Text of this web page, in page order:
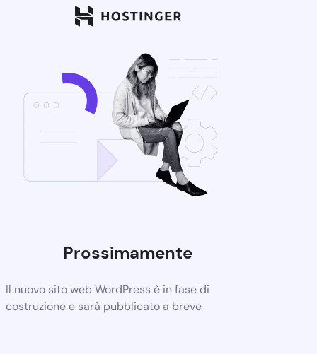
Prossimamente
Il nuovo sito web WordPress è in fase di
costruzione e sarà pubblicato a breve